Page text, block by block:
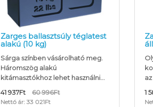
Zarges ballasztsúly téglatest
alakú (10 kg)
Sárga színben vásárolható meg.
Háromszög alakú
kitámasztókhoz lehet használni...
41 937Ft
60 996Ft
Nettó ár: 33 021Ft
1